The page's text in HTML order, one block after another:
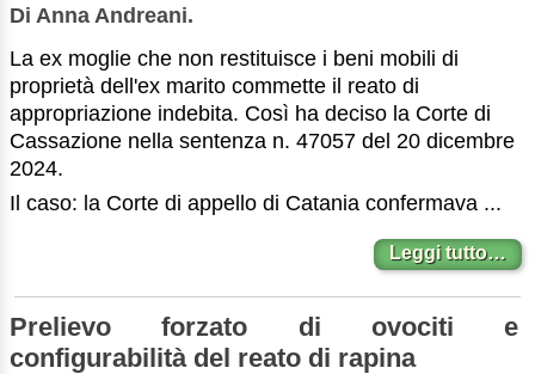
Di Anna Andreani.
La ex moglie che non restituisce i beni mobili di
proprietà dell'ex marito commette il reato di
appropriazione indebita. Così ha deciso la Corte di
Cassazione nella sentenza n. 47057 del 20 dicembre
2024.
Il caso: la Corte di appello di Catania confermava ...
Leggi tutto…
Prelievo forzato di ovociti e
configurabilità del reato di rapina